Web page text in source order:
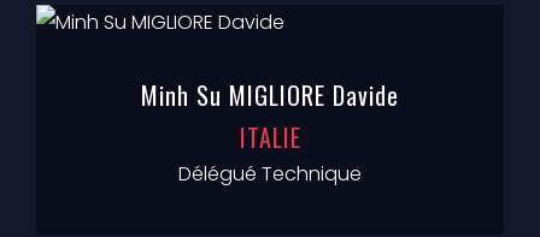
Minh Su MIGLIORE Davide
ITALIE
Délégué Technique